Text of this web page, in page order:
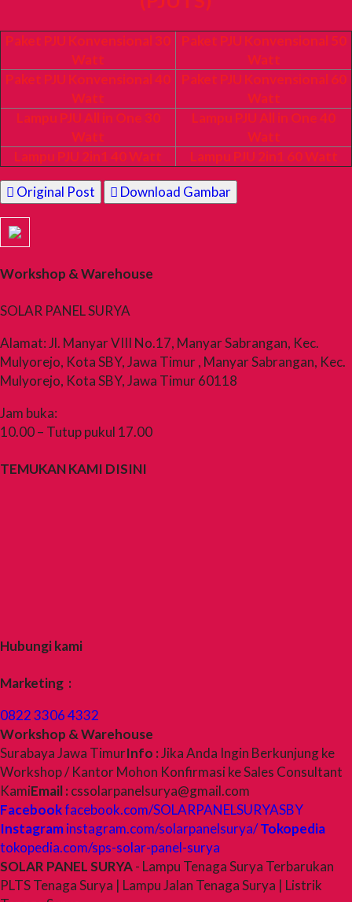
Paket PJU Konvensional 30
Watt
Paket PJU Konvensional 50
Watt
Paket PJU Konvensional 40
Watt
Paket PJU Konvensional 60
Watt
Lampu PJU All in One 30
Watt
Lampu PJU All in One 40
Watt
Lampu PJU 2in1 40 Watt
Lampu PJU 2in1 60 Watt
Original Post Download Gambar
Workshop & Warehouse
SOLAR PANEL SURYA
Alamat: Jl. Manyar VIII No.17, Manyar Sabrangan, Kec.
Mulyorejo, Kota SBY, Jawa Timur , Manyar Sabrangan, Kec.
Mulyorejo, Kota SBY, Jawa Timur 60118
Jam buka:
10.00 – Tutup pukul 17.00
TEMUKAN KAMI DISINI
Hubungi kami
Marketing :
0822 3306 4332
Workshop & Warehouse
Surabaya Jawa TimurInfo :Jika Anda Ingin Berkunjung ke
Workshop / Kantor Mohon Konfirmasi ke Sales Consultant
KamiEmail : cssolarpanelsurya@gmail.com
Facebookfacebook.com/SOLARPANELSURYASBY
Instagraminstagram.com/solarpanelsurya/Tokopedia
tokopedia.com/sps-solar-panel-surya
SOLAR PANEL SURYA- Lampu Tenaga Surya Terbarukan
PLTS Tenaga Surya | Lampu Jalan Tenaga Surya | Listrik